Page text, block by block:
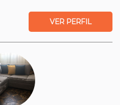
VER PERFIL